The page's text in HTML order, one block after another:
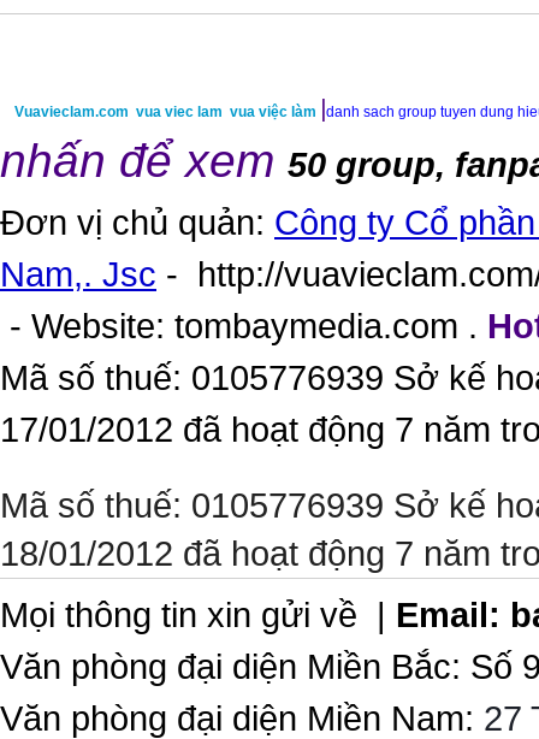
Vuavieclam.com vua viec lam vua việc làm |danh sach group tuyen dung
nhấn để xem 50 group,
Đơn vị chủ quản: Công ty Cổ
Nam,. Jsc - http://
- Website: tombaymedia.com .
Mã số thuế: 0105776939 Sở kế
17/01/2012 đã hoạt động 7 năm
Mã số thuế: 0105776939 Sở kế
18/01/2012 đã hoạt động 7 năm
Mọi thông tin xin gửi về | Email:
Văn phòng đại diện Miền Bắc:
Văn phòng đại diện Miền Nam: 27